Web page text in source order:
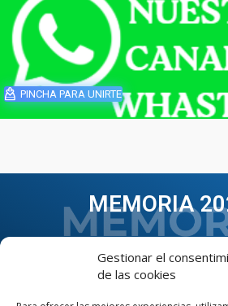
Gestionar el
de las cookies
PINCHA PARA UNIRTE
MEMORIA